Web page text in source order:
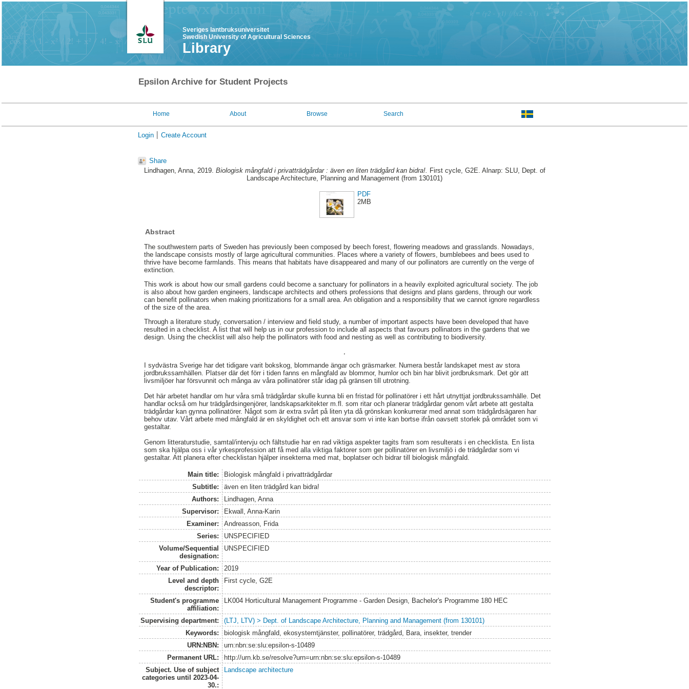
Sveriges lantbruksuniversitet
Swedish University of Agricultural Sciences
Library
Epsilon Archive for Student Projects
Home About Browse Search
Login Create Account
Share
Lindhagen, Anna, 2019. Biologisk mångfald i privatträdgårdar : även en liten trädgård kan bidra!. First cycle, G2E. Alnarp: SLU, Dept. of
Landscape Architecture, Planning and Management (from 130101)
PDF
2MB
Abstract
The southwestern parts of Sweden has previously been composed by beech forest, flowering meadows and grasslands. Nowadays,
the landscape consists mostly of large agricultural communities. Places where a variety of flowers, bumblebees and bees used to
thrive have become farmlands. This means that habitats have disappeared and many of our pollinators are currently on the verge of
extinction.
This work is about how our small gardens could become a sanctuary for pollinators in a heavily exploited agricultural society. The job
is also about how garden engineers, landscape architects and others professions that designs and plans gardens, through our work
can benefit pollinators when making prioritizations for a small area. An obligation and a responsibility that we cannot ignore regardless
of the size of the area.
Through a literature study, conversation / interview and field study, a number of important aspects have been developed that have
resulted in a checklist. A list that will help us in our profession to include all aspects that favours pollinators in the gardens that we
design. Using the checklist will also help the pollinators with food and nesting as well as contributing to biodiversity.
I sydvästra Sverige har det tidigare varit bokskog, blommande ängar och gräsmarker. Numera består landskapet mest av stora
jordbrukssamhällen. Platser där det förr i tiden fanns en mångfald av blommor, humlor och bin har blivit jordbruksmark. Det gör att
livsmiljöer har försvunnit och många av våra pollinatörer står idag på gränsen till utrotning.
Det här arbetet handlar om hur våra små trädgårdar skulle kunna bli en fristad för pollinatörer i ett hårt utnyttjat jordbrukssamhälle. Det
handlar också om hur trädgårdsingenjörer, landskapsarkitekter m.fl. som ritar och planerar trädgårdar genom vårt arbete att gestalta
trädgårdar kan gynna pollinatörer. Något som är extra svårt på liten yta då grönskan konkurrerar med annat som trädgårdsägaren har
behov utav. Vårt arbete med mångfald är en skyldighet och ett ansvar som vi inte kan bortse ifrån oavsett storlek på området som vi
gestaltar.
Genom litteraturstudie, samtal/intervju och fältstudie har en rad viktiga aspekter tagits fram som resulterats i en checklista. En lista
som ska hjälpa oss i vår yrkesprofession att få med alla viktiga faktorer som ger pollinatörer en livsmiljö i de trädgårdar som vi
gestaltar. Att planera efter checklistan hjälper insekterna med mat, boplatser och bidrar till biologisk mångfald.
Main title:
Biologisk mångfald i privatträdgårdar
Subtitle:
även en liten trädgård kan bidra!
Authors:
Lindhagen, Anna
Supervisor:
Ekwall, Anna-Karin
Examiner:
Andreasson, Frida
Series:
UNSPECIFIED
Volume/Sequential
designation:
UNSPECIFIED
Year of Publication:
2019
Level and depth
descriptor:
First cycle, G2E
Student's programme
affiliation:
LK004 Horticultural Management Programme - Garden Design, Bachelor's Programme 180 HEC
Supervising department:
(LTJ, LTV) > Dept. of Landscape Architecture, Planning and Management (from 130101)
Keywords:
biologisk mångfald, ekosystemtjänster, pollinatörer, trädgård, Bara, insekter, trender
URN:NBN:
urn:nbn:se:slu:epsilon-s-10489
Permanent URL:
http://urn.kb.se/resolve?urn=urn:nbn:se:slu:epsilon-s-10489
Subject. Use of subject
categories until 2023-04-
30.:
Landscape architecture